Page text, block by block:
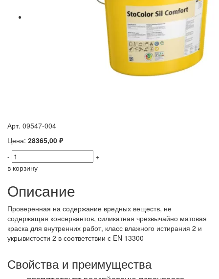
Арт. 09547-004
Цена: 28365,00 ₽
-
+
в корзину
Описание
Проверенная на содержание вредных веществ, не
содержащая консервантов, силикатная чрезвычайно матовая
краска для внутренних работ, класс влажного истирания 2 и
укрывистости 2 в соответствии с EN 13300
Свойства и преимущества